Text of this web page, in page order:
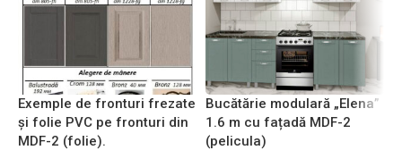
Exemple de fronturi frezate
și folie PVC pe fronturi din
MDF-2 (folie).
Bucătărie modulară „Elena”
1.6 m cu fațadă MDF-2
(pelicula)